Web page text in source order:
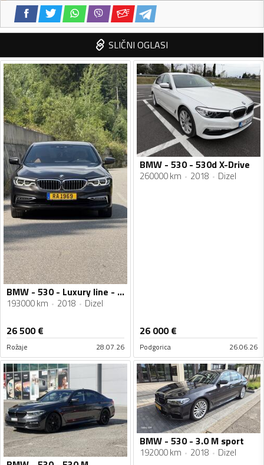
SLIČNI OGLASI
BMW - 530 - Luxury line - 3.0 - xDrive
193000 km 2018 Dizel
26 500€
Rožaje 28.07.26
BMW - 530 - 530d X-Drive
260000 km 2018 Dizel
26 000€
Podgorica 26.06.26
BMW - 530 - 3.0 M sport
192000 km 2018 Dizel